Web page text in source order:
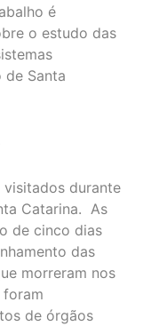
é
o estudo das
Santa
durante
Catarina. As
de cinco dias
das
morreram nos
foram
de órgãos